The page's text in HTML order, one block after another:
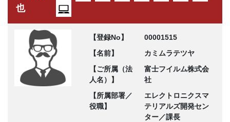
也
【登録No】
00001515
【名前】
カミムラテツヤ
【ご所属（法
人名）】
富士フイルム株式会
社
【所属部署／
役職】
エレクトロニクスマ
テリアルズ開発セン
ター／課長